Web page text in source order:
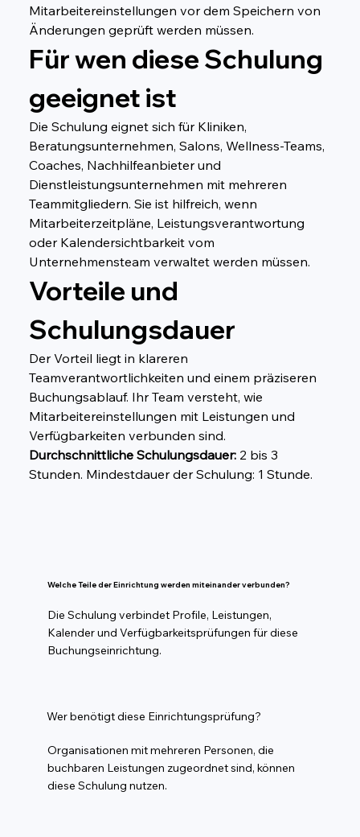
Mitarbeitereinstellungen vor dem Speichern von
Änderungen geprüft werden müssen.
Für wen diese Schulung
geeignet ist
Die Schulung eignet sich für Kliniken,
Beratungsunternehmen, Salons, Wellness-Teams,
Coaches, Nachhilfeanbieter und
Dienstleistungsunternehmen mit mehreren
Teammitgliedern. Sie ist hilfreich, wenn
Mitarbeiterzeitpläne, Leistungsverantwortung
oder Kalendersichtbarkeit vom
Unternehmensteam verwaltet werden müssen.
Vorteile und
Schulungsdauer
Der Vorteil liegt in klareren
Teamverantwortlichkeiten und einem präziseren
Buchungsablauf. Ihr Team versteht, wie
Mitarbeitereinstellungen mit Leistungen und
Verfügbarkeiten verbunden sind.
Durchschnittliche Schulungsdauer: 2 bis 3
Stunden. Mindestdauer der Schulung: 1 Stunde.
Welche Teile der Einrichtung werden miteinander verbunden?
Die Schulung verbindet Profile, Leistungen,
Kalender und Verfügbarkeitsprüfungen für diese
Buchungseinrichtung.
Wer benötigt diese Einrichtungsprüfung?
Organisationen mit mehreren Personen, die
buchbaren Leistungen zugeordnet sind, können
diese Schulung nutzen.